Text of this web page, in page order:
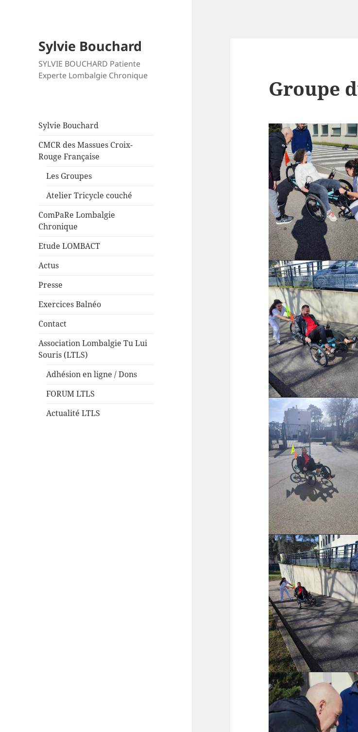
Sylvie Bouchard
SYLVIE BOUCHARD Patiente
Experte Lombalgie Chronique
Sylvie Bouchard
CMCR des Massues Croix-
Rouge Française
Les Groupes
Atelier Tricycle couché
ComPaRe Lombalgie
Chronique
Etude LOMBACT
Actus
Presse
Exercices Balnéo
Contact
Association Lombalgie Tu Lui
Souris (LTLS)
Adhésion en ligne / Dons
FORUM LTLS
Actualité LTLS
Groupe